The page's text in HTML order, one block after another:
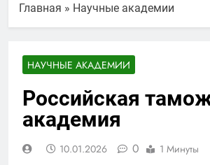
Главная » Научные академии
НАУЧНЫЕ АКАДЕМИИ
Российская
академия
10.01.2026 0 1 Минуты